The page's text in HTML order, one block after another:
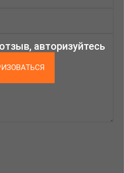
авторизуйтесь